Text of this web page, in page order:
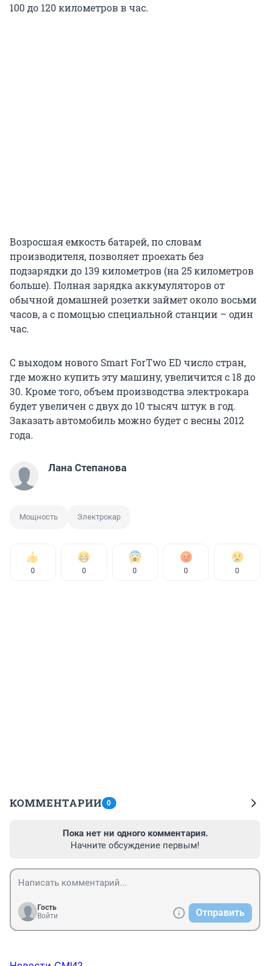
100 до 120 километров в час.
Возросшая емкость батарей, по словам
производителя, позволяет проехать без
подзарядки до 139 километров (на 25 километров
больше). Полная зарядка аккумуляторов от
обычной домашней розетки займет около восьми
часов, а с помощью специальной станции – один
час.
С выходом нового Smart ForTwo ED число стран,
где можно купить эту машину, увеличится с 18 до
30. Кроме того, объем производства электрокара
будет увеличен с двух до 10 тысяч штук в год.
Заказать автомобиль можно будет с весны 2012
года.
Лана Степанова
Мощность Электрокар
0 0 0 0 0
КОММЕНТАРИИ 0
Пока нет ни одного комментария.
Начните обсуждение первым!
Гость
Войти
Отправить